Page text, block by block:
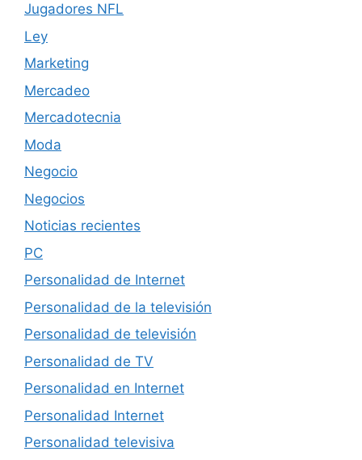
Jugadores NFL
Ley
Marketing
Mercadeo
Mercadotecnia
Moda
Negocio
Negocios
Noticias recientes
PC
Personalidad de Internet
Personalidad de la televisión
Personalidad de televisión
Personalidad de TV
Personalidad en Internet
Personalidad Internet
Personalidad televisiva